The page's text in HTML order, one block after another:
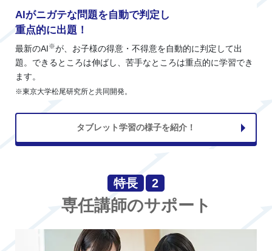
AIがニガテな問題を自動で判定し
重点的に出題！
最新のAI※が、お子様の得意・不得意を自動的に判定して出
題。できるところは伸ばし、苦手なところは重点的に学習でき
ます。
※東京大学松尾研究所と共同開発。
タブレット学習の様子を紹介！
特長 2
専任講師のサポート